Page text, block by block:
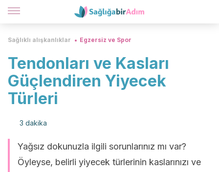
Sağlıklı alışkanlıklar Egzersiz ve Spor
Tendonları ve Kasları
Güçlendiren Yiyecek
Türleri
3 dakika
Yağsız dokunuzla ilgili sorunlarınız mı var?
Öyleyse, belirli yiyecek türlerinin kaslarınızı ve